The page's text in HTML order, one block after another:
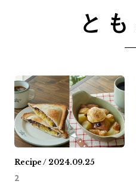
と
Recipe / 2024.09.25
2